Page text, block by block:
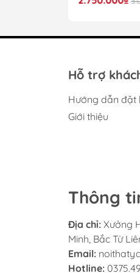
Tủ được
Hệ khung
Hỗ trợ
Hướng dẫn đặt
Giới thiệu
Thông
Địa chỉ: Xưởng
Minh, Bắc Từ
Email:
Hotline: